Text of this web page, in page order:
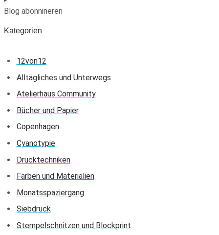
Blog abonnineren
Kategorien
12von12
Alltägliches und Unterwegs
Atelierhaus Community
Bücher und Papier
Copenhagen
Cyanotypie
Drucktechniken
Farben und Materialien
Monatsspaziergang
Siebdruck
Stempelschnitzen und Blockprint